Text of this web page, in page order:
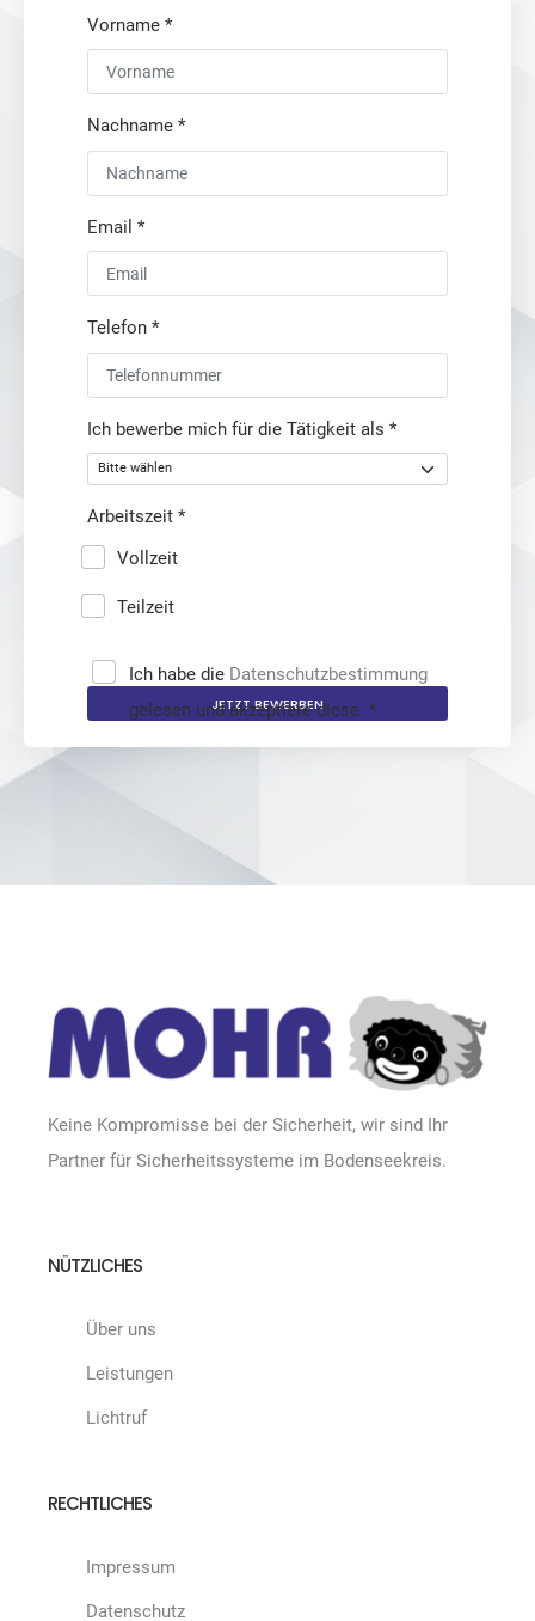
Vorname *
Nachname *
Email *
Telefon *
Ich bewerbe mich für die Tätigkeit als *
Arbeitszeit *
Vollzeit
Teilzeit
Ich habe die Datenschutzbestimmung
gelesen und akzeptiere diese. *
JETZT BEWERBEN
Keine Kompromisse bei der Sicherheit, wir sind Ihr
Partner für Sicherheitssysteme im Bodenseekreis.
NÜTZLICHES
Über uns
Leistungen
Lichtruf
RECHTLICHES
Impressum
Datenschutz